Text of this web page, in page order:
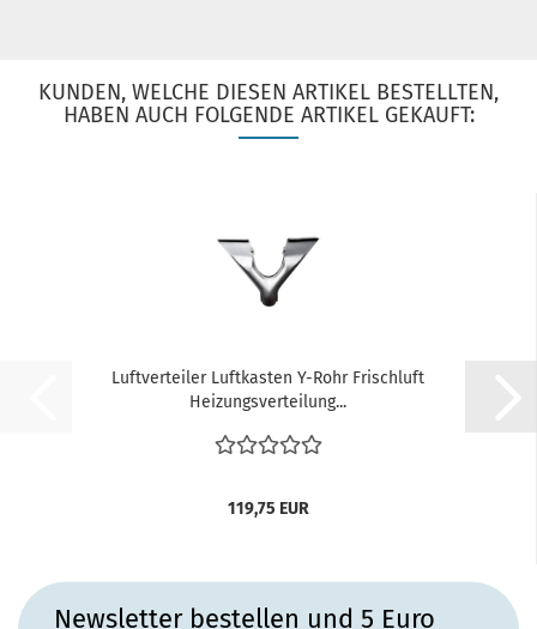
KUNDEN, WELCHE DIESEN ARTIKEL BESTELLTEN,
HABEN AUCH FOLGENDE ARTIKEL GEKAUFT:
Luftverteiler Luftkasten Y-Rohr Frischluft
Heizungsverteilung...
119,75 EUR
Newsletter bestellen und 5 Euro